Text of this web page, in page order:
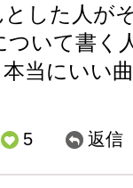
とした人が
ついて書く
当にいい
5 返信